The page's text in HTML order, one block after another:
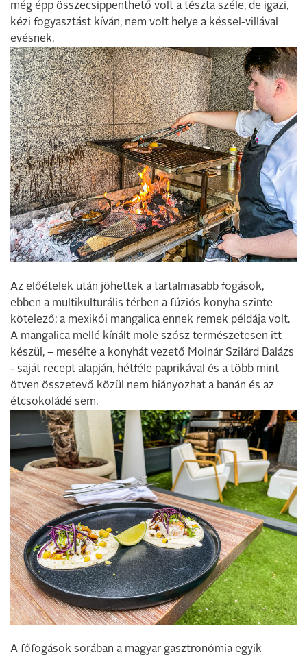
még épp összecsippenthető volt a tészta széle, de igazi,
kézi fogyasztást kíván, nem volt helye a késsel-villával
evésnek.
Az előételek után jöhettek a tartalmasabb fogások,
ebben a multikulturális térben a fúziós konyha szinte
kötelező: a mexikói mangalica ennek remek példája volt.
A mangalica mellé kínált mole szósz természetesen itt
készül, – mesélte a konyhát vezető Molnár Szilárd Balázs
- saját recept alapján, hétféle paprikával és a több mint
ötven összetevő közül nem hiányozhat a banán és az
étcsokoládé sem.
A főfogások sorában a magyar gasztronómia egyik